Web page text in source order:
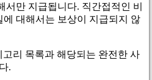
크의 봇에 대한 대대적인 금지
명까지 줄였습니다. 대량 차단
를 크게 줄였습니다. 따라서
를 잃었습니다.
만 지급됩니다. 직간접적인 비
대해서는 보상이 지급되지 않
고리 목록과 해당되는 완전한 사
.